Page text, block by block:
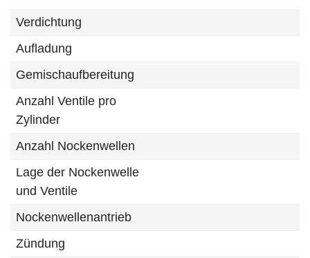
Verdichtung
Aufladung
Gemischaufbereitung
Anzahl Ventile pro
Zylinder
Anzahl Nockenwellen
Lage der Nockenwelle
und Ventile
Nockenwellenantrieb
Zündung